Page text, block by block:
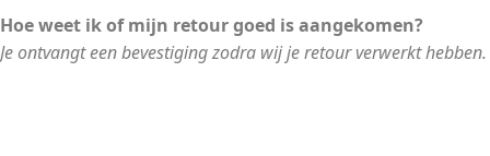
Hoe weet ik of mijn retour goed is aangekomen?
Je ontvangt een bevestiging zodra wij je retour verwerkt hebben.